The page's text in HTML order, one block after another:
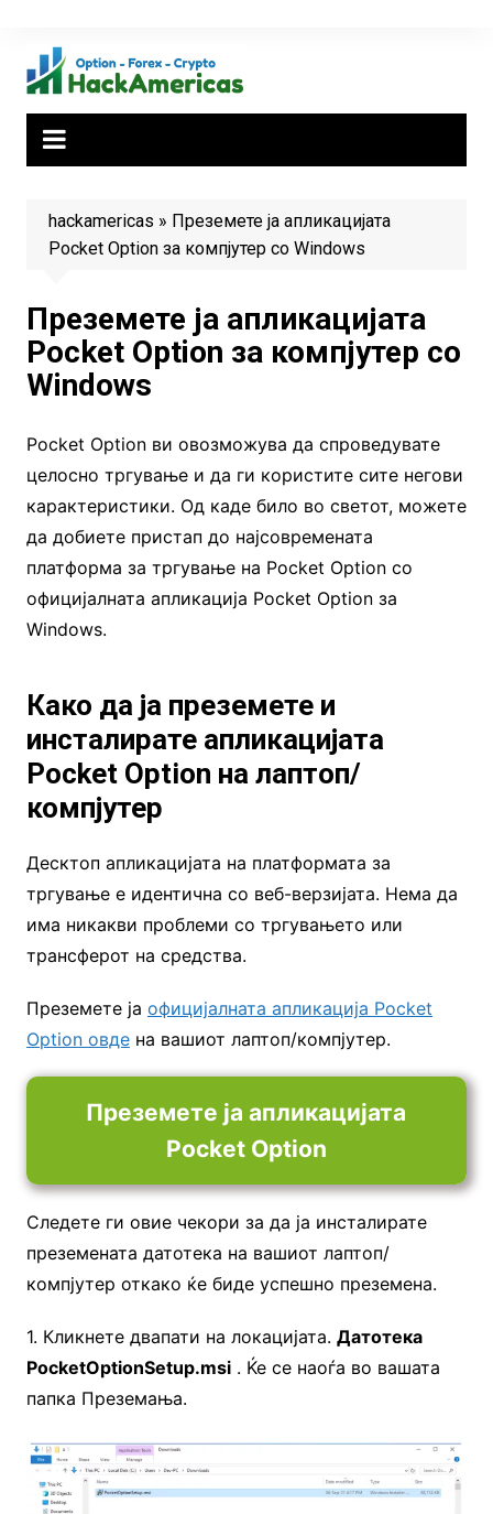
content
hackamericas » Преземете ја апликацијата
Pocket Option за компјутер со Windows
Преземете ја апликацијата
Pocket Option за компјутер со
Windows
Pocket Option ви овозможува да спроведувате
целосно тргување и да ги користите сите негови
карактеристики. Од каде било во светот, можете
да добиете пристап до најсовремената
платформа за тргување на Pocket Option со
официјалната апликација Pocket Option за
Windows.
Како да ја преземете и
инсталирате апликацијата
Pocket Option на лаптоп/
компјутер
Десктоп апликацијата на платформата за
тргување е идентична со веб-верзијата. Нема да
има никакви проблеми со тргувањето или
трансферот на средства.
Преземете ја официјалната апликација Pocket
Option овдена вашиот лаптоп/компјутер.
Преземете ја апликацијата
Pocket Option
Следете ги овие чекори за да ја инсталирате
преземената датотека на вашиот лаптоп/
компјутер откако ќе биде успешно преземена.
1. Кликнете двапати на локацијата. Датотека
PocketOptionSetup.msi. Ќе се наоѓа во вашата
папка Преземања.